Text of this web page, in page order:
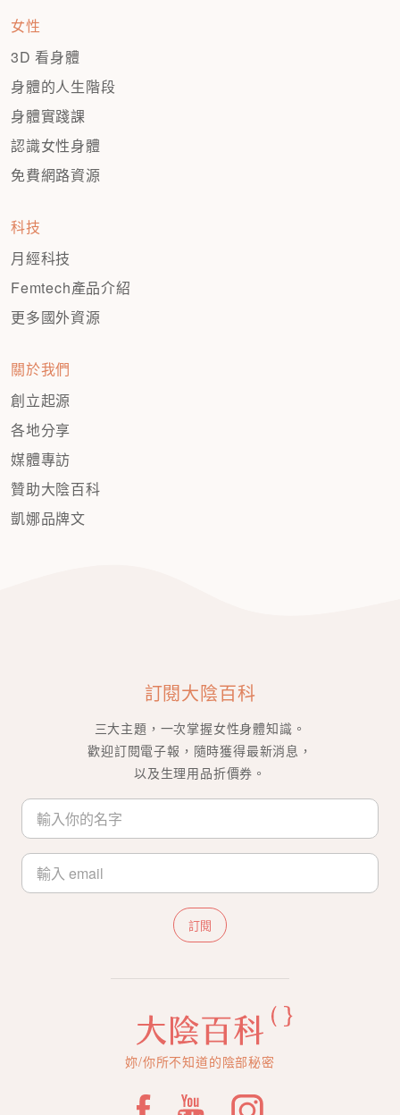
女性
3D 看身體
身體的人生階段
身體實踐課
認識女性身體
免費網路資源
科技
月經科技
Femtech產品介紹
更多國外資源
關於我們
創立起源
各地分享
媒體專訪
贊助大陰百科
凱娜品牌文
訂閱大陰百科
三大主題，一次掌握女性身體知識。
歡迎訂閱電子報，隨時獲得最新消息，
以及生理用品折價券。
訂閱
妳/你所不知道的陰部秘密